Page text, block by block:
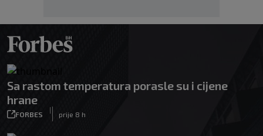
Sa rastom temperatura porasle su i cijene
hrane
FORBES
|
prije 8 h